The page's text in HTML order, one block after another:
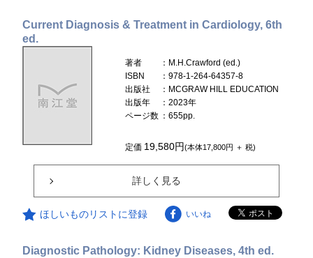
Current Diagnosis & Treatment in Cardiology, 6th
ed.
著者
：M.H.Crawford (ed.)
ISBN
：978-1-264-64357-8
出版社
：MCGRAW HILL EDUCATION
出版年
：2023年
ページ数 ：655pp.
定価 19,580円(本体17,800円 ＋ 税)
詳しく見る
ほしいものリストに登録 いいね
Diagnostic Pathology: Kidney Diseases, 4th ed.